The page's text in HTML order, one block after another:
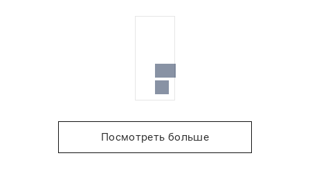
Посмотреть больше